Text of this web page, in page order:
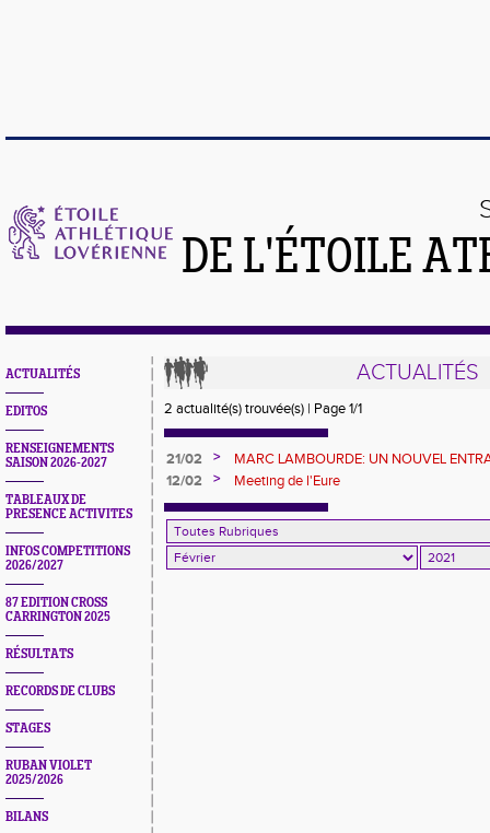
DE L'ÉTOILE
ACTUALITÉS
EDITOS
RENSEIGNEMENTS
SAISON 2026-2027
TABLEAUX DE
PRESENCE ACTIVITES
INFOS COMPETITIONS
2026/2027
87 EDITION CROSS
CARRINGTON 2025
RÉSULTATS
RECORDS DE CLUBS
STAGES
RUBAN VIOLET
2025/2026
BILANS
ACTUALITÉS
2 actualité(s) trouvée(s) | Page 1/1
21/02 >
MARC LAMBOURDE: UN NOUVEL
12/02
> Meeting de l'Eure